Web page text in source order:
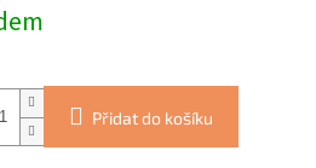
Přidat do košíku